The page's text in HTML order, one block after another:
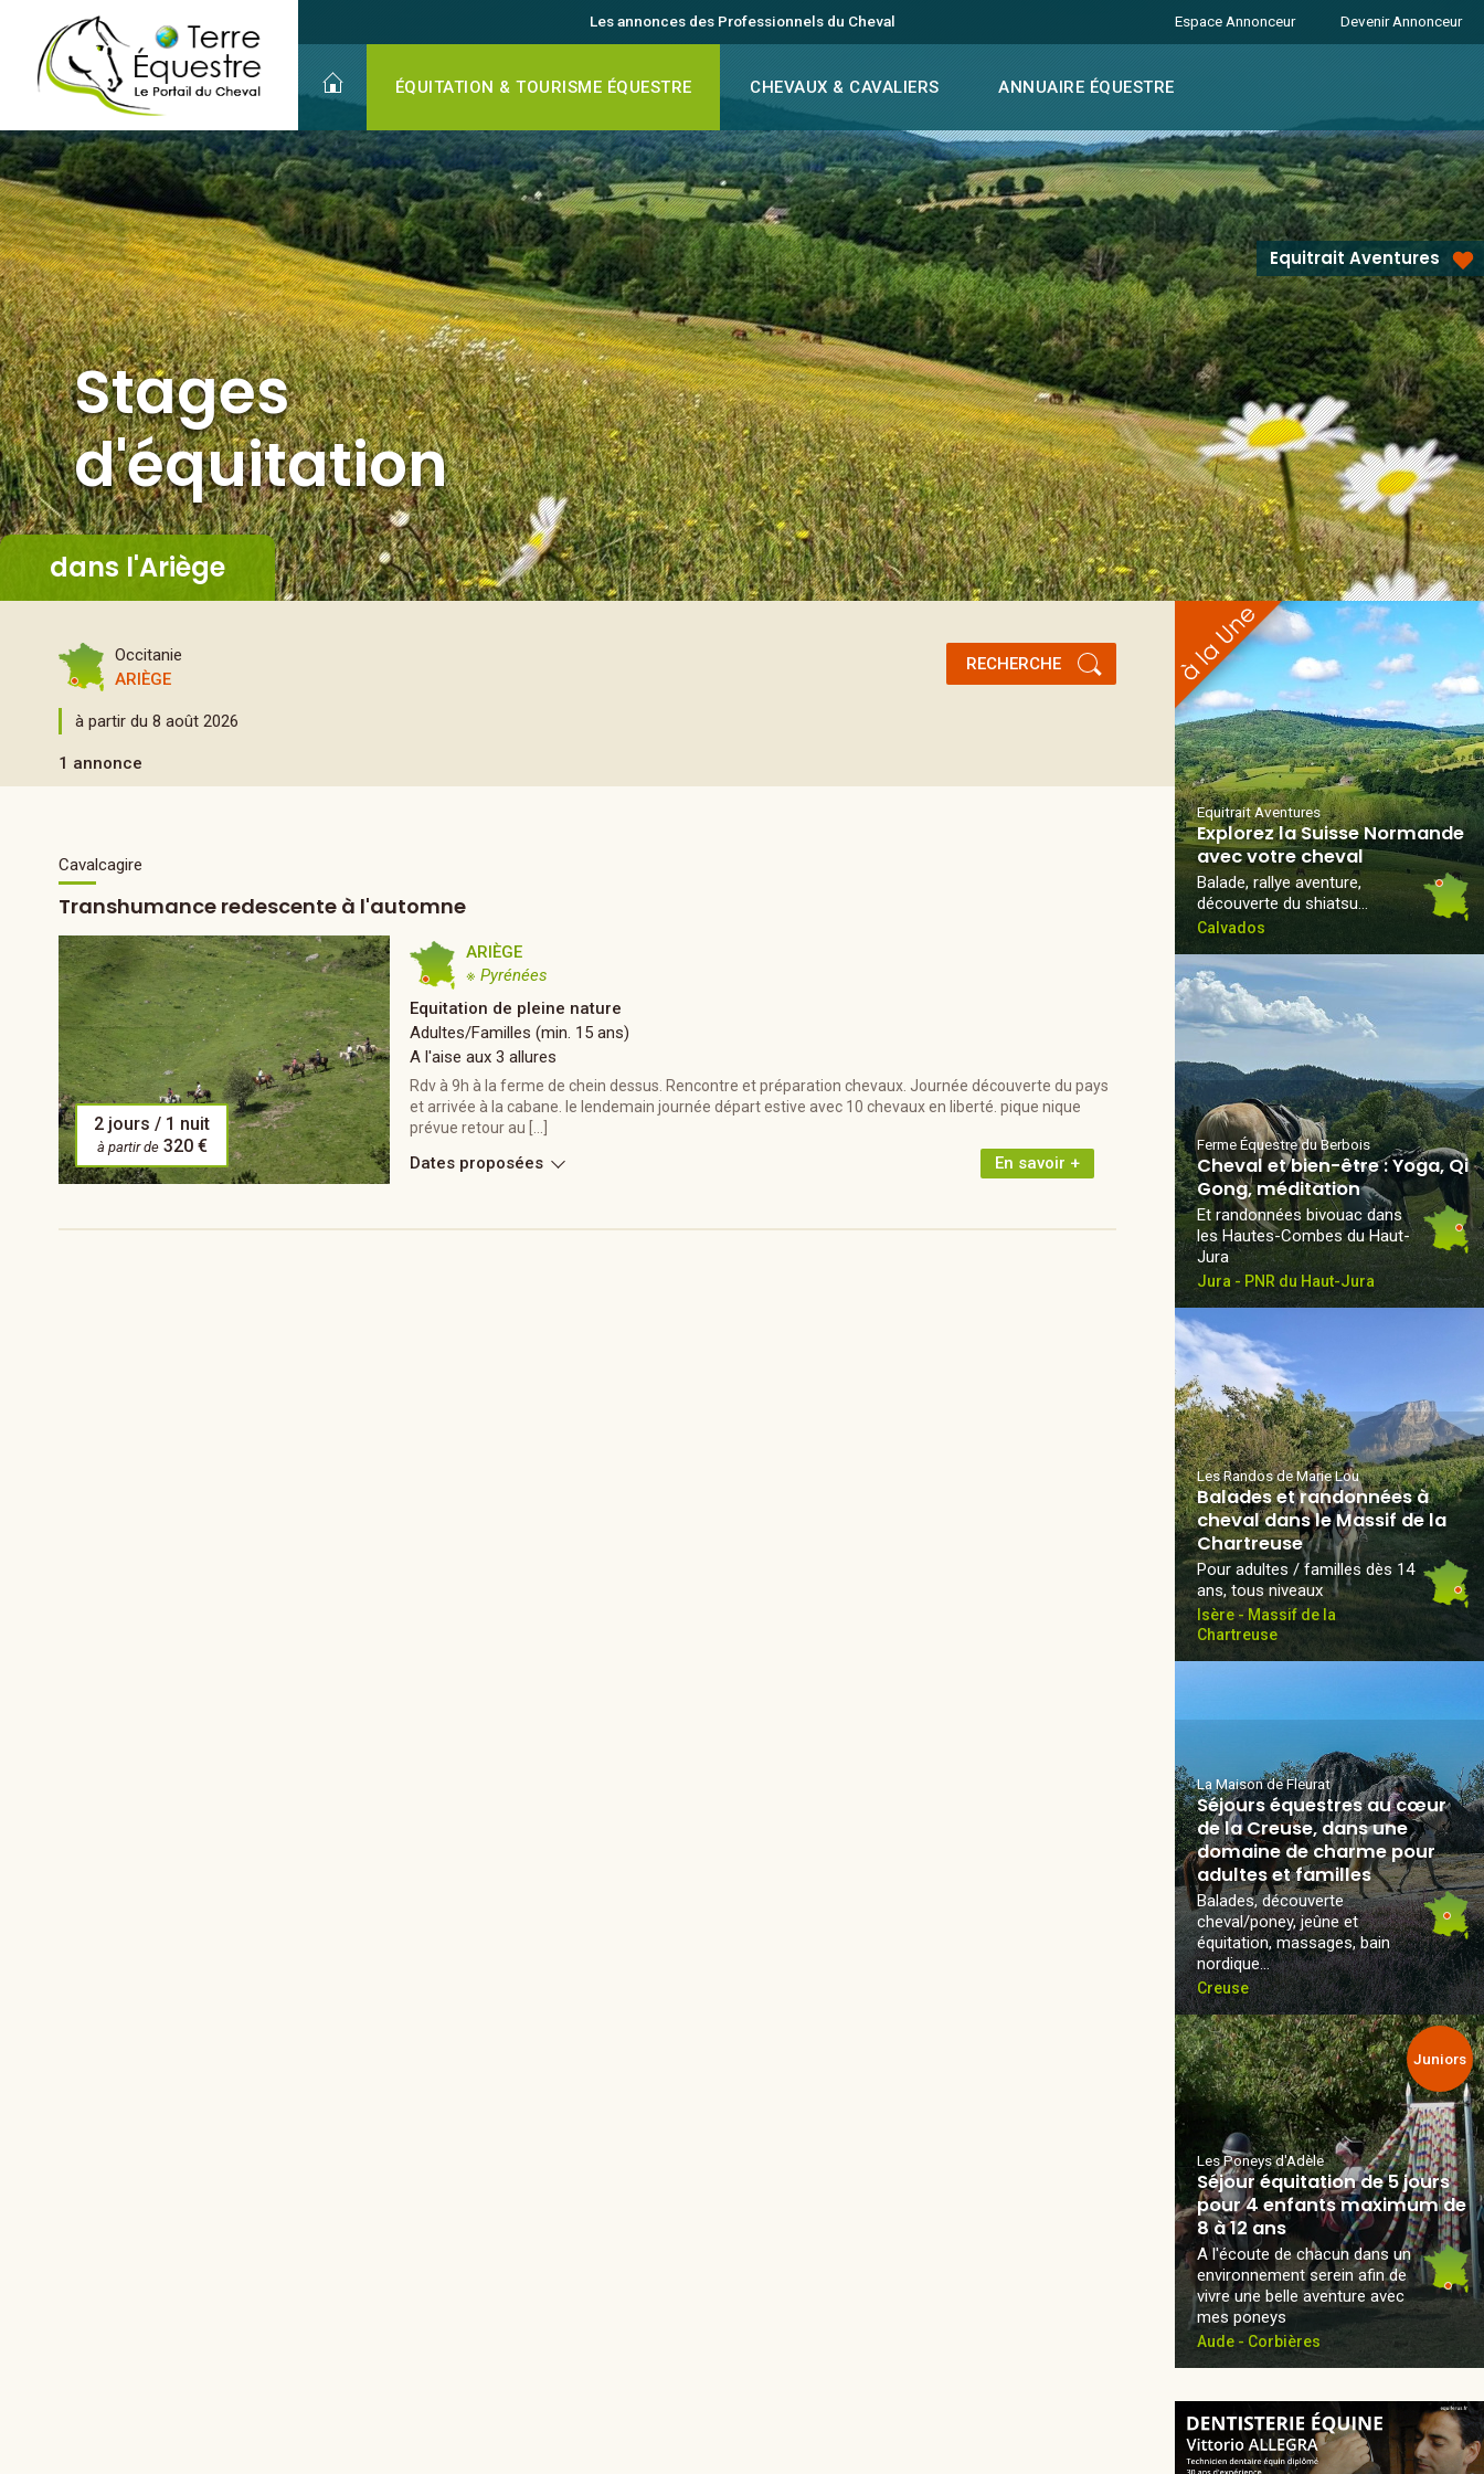
d'équitation Les annonces des Professionnels du Cheval
ÉQUITATION & TOURISME ÉQUESTRE CHEVAUX & CAVALIERS ANNUAIRE ÉQUESTRE
Espace Annonceur Devenir Annonceur
Stages
d'équitation
dans l'Ariège
Equitrait Aventures
RECHERCHE
Occitanie
ARIÈGE
à partir du 8 août 2026
1 annonce
Cavalcagire
Transhumance redescente à l'automne
2 jours / 1 nuit
à partir de 320 €
ARIÈGE
※ Pyrénées
Equitation de pleine nature
Adultes/Familles (min. 15 ans)
A l'aise aux 3 allures
Rdv à 9h à la ferme de chein dessus. Rencontre et préparation chevaux. Journée découverte du pays
et arrivée à la cabane. le lendemain journée départ estive avec 10 chevaux en liberté. pique nique
prévue retour au […]
En savoir +
Dates proposées
Equitrait Aventures
Explorez la Suisse Normande
avec votre cheval
Balade, rallye aventure,
découverte du shiatsu…
Calvados
Ferme Équestre du Berbois
Cheval et bien-être : Yoga, Qi
Gong, méditation
Et randonnées bivouac dans
les Hautes-Combes du Haut-
Jura
Jura - PNR du Haut-Jura
Les Randos de Marie Lou
Balades et randonnées à
cheval dans le Massif de la
Chartreuse
Pour adultes / familles dès 14
ans, tous niveaux
Isère - Massif de la
Chartreuse
La Maison de Fleurat
Séjours équestres au cœur
de la Creuse, dans une
domaine de charme pour
adultes et familles
Balades, découverte
cheval/poney, jeûne et
équitation, massages, bain
nordique...
Creuse
Juniors
Les Poneys d'Adèle
Séjour équitation de 5 jours
pour 4 enfants maximum de
8 à 12 ans
A l'écoute de chacun dans un
environnement serein afin de
vivre une belle aventure avec
mes poneys
Aude - Corbières